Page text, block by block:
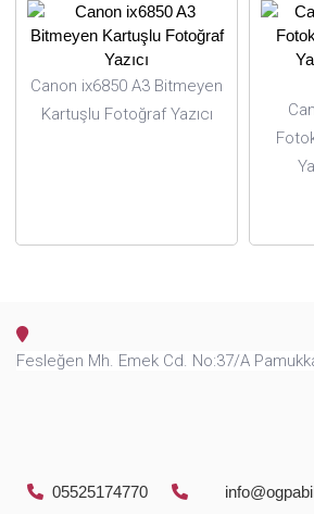
Canon ix6850 A3 Bitmeyen
Kartuşlu Fotoğraf Yazıcı
Fesleğen Mh. Emek Cd. No:37/A
05525174770